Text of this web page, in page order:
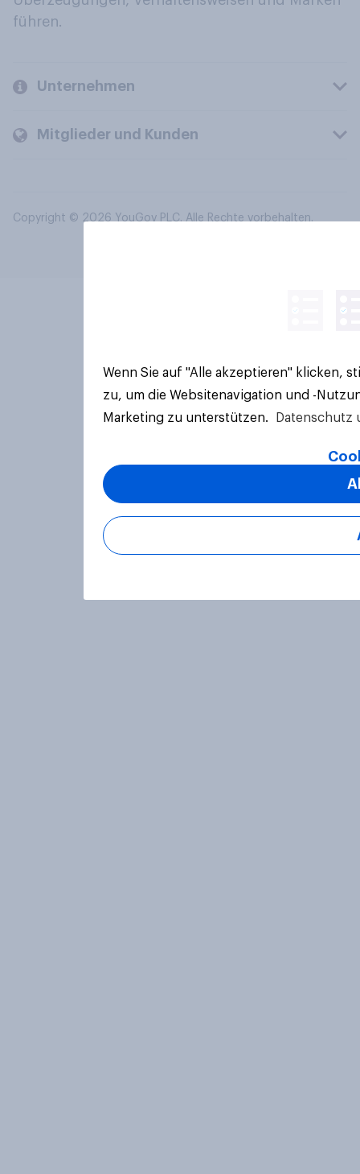
führen.
Unternehmen
Mitglieder und Kunden
Copyright © 2026 YouGov PLC. Alle Rechte vorbehalten.
Wenn Sie auf "Alle akzeptieren" klicken,
zu, um die Websitenavigation und -
Marketing zu unterstützen.
Datenschutz